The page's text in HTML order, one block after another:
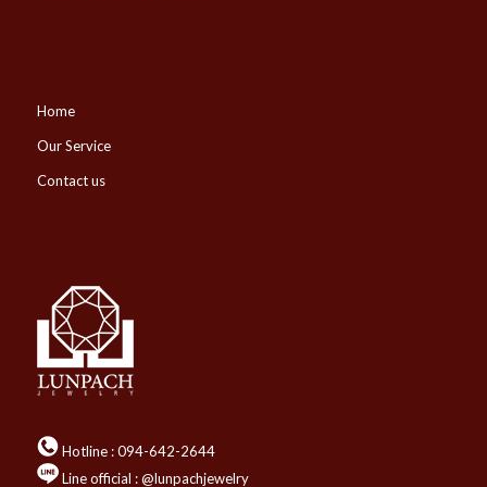
Home
Our Service
Contact us
Hotline :094-642-2644
Line official : @lunpachjewelry